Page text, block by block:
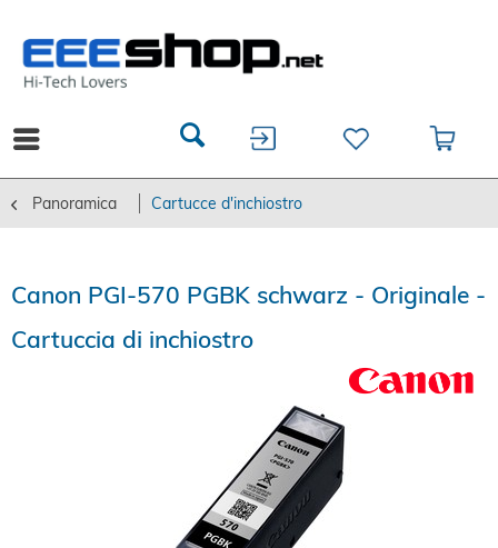
Panoramica Cartucce d'inchiostro
Canon PGI-570 PGBK schwarz - Originale -
Cartuccia di inchiostro